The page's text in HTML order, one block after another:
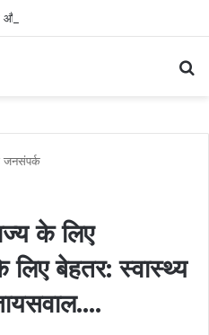
जनसंपर्क
के लिए
लिए बेहतर: स्वास्थ्य